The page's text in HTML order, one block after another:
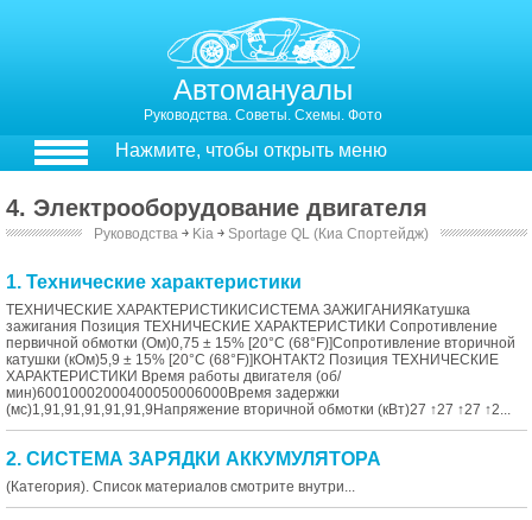
Автомануалы
Руководства. Советы. Схемы. Фото
Нажмите, чтобы открыть меню
4. Электрооборудование двигателя
Руководства ￫ Kia ￫ Sportage QL (Киа Спортейдж)
1. Технические характеристики
ТЕХНИЧЕСКИЕ ХАРАКТЕРИСТИКИСИСТЕМА ЗАЖИГАНИЯКатушка
зажигания Позиция ТЕХНИЧЕСКИЕ ХАРАКТЕРИСТИКИ Сопротивление
первичной обмотки (Ом)0,75 ± 15% [20°C (68°F)]Сопротивление вторичной
катушки (кОм)5,9 ± 15% [20°C (68°F)]КОНТАКТ2 Позиция ТЕХНИЧЕСКИЕ
ХАРАКТЕРИСТИКИ Время работы двигателя (об/
мин)60010002000400050006000Время задержки
(мс)1,91,91,91,91,91,9Напряжение вторичной обмотки (кВт)27 ↑27 ↑27 ↑2...
2. СИСТЕМА ЗАРЯДКИ АККУМУЛЯТОРА
(Категория). Список материалов смотрите внутри...